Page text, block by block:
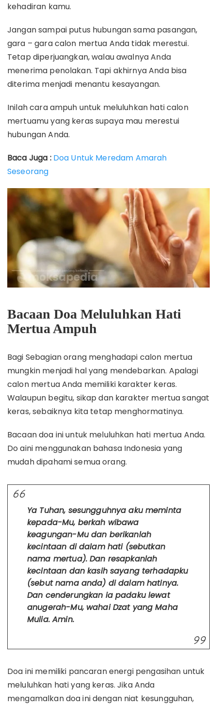
kehadiran kamu.
Jangan sampai putus hubungan sama pasangan,
gara – gara calon mertua Anda tidak merestui.
Tetap diperjuangkan, walau awalnya Anda
menerima penolakan. Tapi akhirnya Anda bisa
diterima menjadi menantu kesayangan.
Inilah cara ampuh untuk meluluhkan hati calon
mertuamu yang keras supaya mau merestui
hubungan Anda.
Baca Juga : Doa Untuk Meredam Amarah
Seseorang
Bacaan Doa Meluluhkan Hati
Mertua Ampuh
Bagi Sebagian orang menghadapi calon mertua
mungkin menjadi hal yang mendebarkan. Apalagi
calon mertua Anda memiliki karakter keras.
Walaupun begitu, sikap dan karakter mertua sangat
keras, sebaiknya kita tetap menghormatinya.
Bacaan doa ini untuk meluluhkan hati mertua Anda.
Do aini menggunakan bahasa Indonesia yang
mudah dipahami semua orang.
Ya Tuhan, sesungguhnya aku meminta
kepada-Mu, berkah wibawa
keagungan-Mu dan berikanlah
kecintaan di dalam hati (sebutkan
nama mertua). Dan resapkanlah
kecintaan dan kasih sayang terhadapku
(sebut nama anda) di dalam hatinya.
Dan cenderungkan ia padaku lewat
anugerah-Mu, wahai Dzat yang Maha
Mulia. Amin.
Doa ini memiliki pancaran energi pengasihan untuk
meluluhkan hati yang keras. Jika Anda
mengamalkan doa ini dengan niat kesungguhan,